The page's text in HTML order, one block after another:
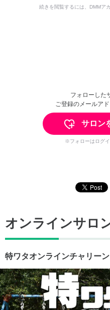
続きを閲覧するには、DMMア
フォローした
ご登録のメールア
サロン
※フォローはログイ
オンラインサロ
特ワタオンラインチャリーン